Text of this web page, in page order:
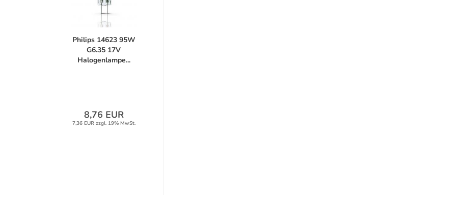
Philips 14623 95W
G6.35 17V
Halogenlampe...
8,76 EUR
7,36 EUR zzgl. 19% MwSt.